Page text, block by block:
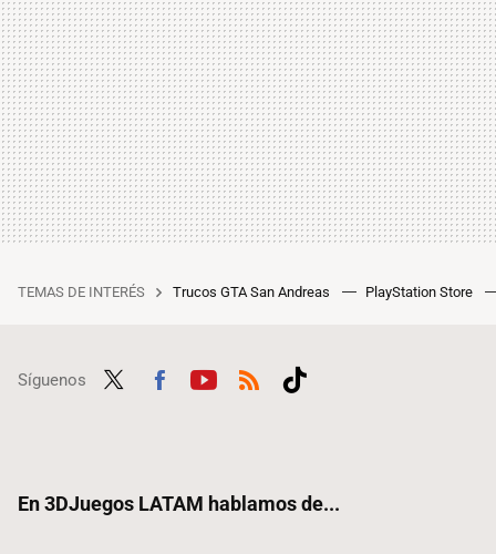
TEMAS DE INTERÉS Trucos GTA San Andreas PlayStation Store
Síguenos
En 3DJuegos LATAM hablamos de...